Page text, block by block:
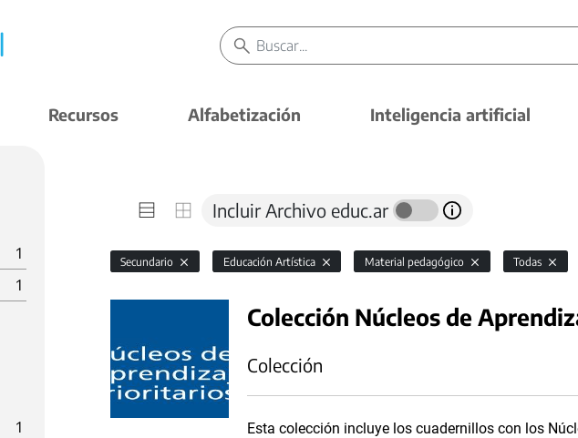
Recursos Alfabetización Inteligencia artificial
1
1
1
Incluir Archivo educ.ar
Secundario Educación Artística Material pedagógico Todas
Colección Núcleos de
Colección
Esta colección incluye los cuadernillos con los